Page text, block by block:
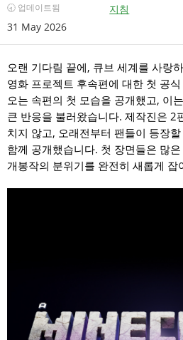
🕣 업데이트됨
31 May 2026
지침
오랜 기다림 끝에, 큐브 세계를 사랑
영화 프로젝트 후속편에 대한 첫 공
오는 속편의 첫 모습을 공개했고, 이
큰 반응을 불러왔습니다. 제작진은 2
치지 않고, 오래전부터 팬들이 등장
함께 공개했습니다. 첫 장면들은 많
개봉작의 분위기를 완전히 새롭게 잡